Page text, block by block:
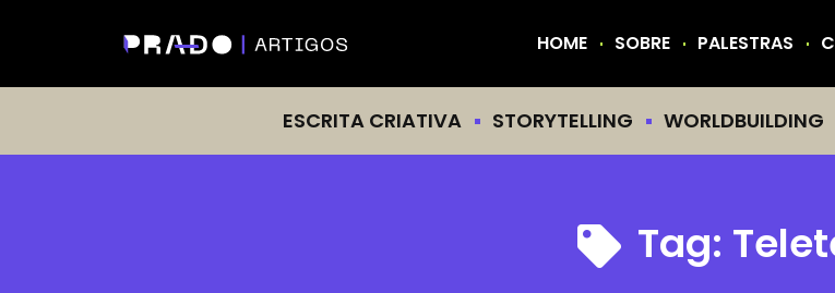
HOME SOBRE PALESTRAS
ESCRITA CRIATIVA STORYTELLING WORLDBUILDING
Tag: